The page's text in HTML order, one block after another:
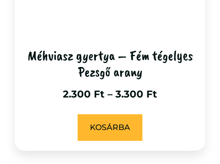
Méhviasz gyertya – Fém tégelyes
Pezsgő arany
2.300 Ft – 3.300 Ft
KOSÁRBA